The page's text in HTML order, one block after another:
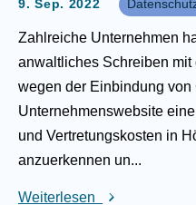
9. Sep. 2022
Zahlreiche Unternehmen
anwaltliches Schreiben mit
wegen der Einbindung von
Unternehmenswebsite
und Vertretungskosten in
anzuerkennen un...
Weiterlesen